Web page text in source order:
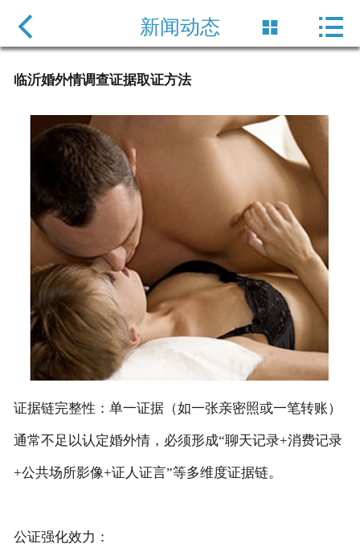
网站首页
企业风采
公司简介
保密协定
联系方式
 新闻动态  
临沂婚外情调查​证据取证方法
证据链完整性‌：单一证据（如一张亲密照或一笔转账）
通常不足以认定婚外情，必须形成“聊天记录+消费记录
+公共场所影像+证人证言”等‌多维度证据链‌。
公证强化效力‌：